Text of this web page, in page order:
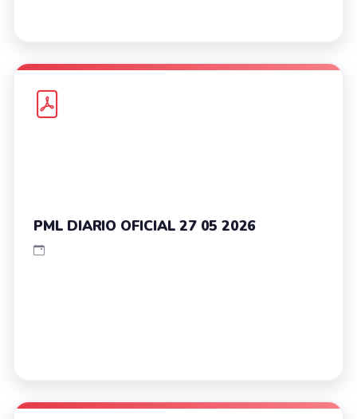
PML DIARIO OFICIAL 27 05 2026